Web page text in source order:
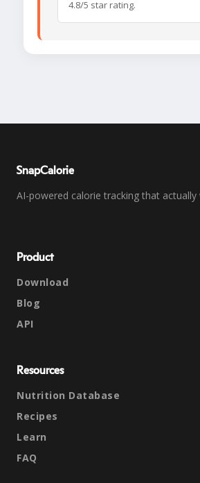
4.8/5 star rating.
SnapCalorie
AI-powered calorie tracking that actually
Product
Download
Blog
API
Resources
Nutrition Database
Recipes
Learn
FAQ